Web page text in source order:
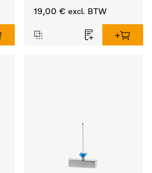
50 mm.
19,00 € excl. BTW